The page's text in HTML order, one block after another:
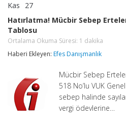
Kas 27
Sebep
Vergi
Tablosu
Okuma
Süresi:
dakika
Hatırlatma! Mücbir Sebep
Tablosu
Ortalama Okuma Süresi: 1 dakika
Haberi Ekleyen: Efes Danışmanlık
Mücbir Sebep
518 No’lu VUK
sebep halinde
vergi ödevlerine…